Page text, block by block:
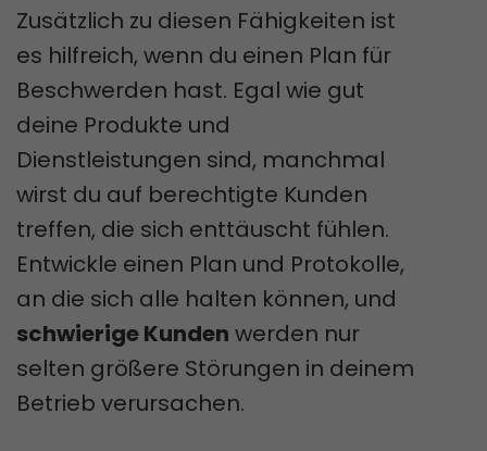
Zusätzlich zu diesen Fähigkeiten ist
es hilfreich, wenn du einen Plan für
Beschwerden hast. Egal wie gut
deine Produkte und
Dienstleistungen sind, manchmal
wirst du auf berechtigte Kunden
treffen, die sich enttäuscht fühlen.
Entwickle einen Plan und Protokolle,
an die sich alle halten können, und
schwierige Kunden werden nur
selten größere Störungen in deinem
Betrieb verursachen.